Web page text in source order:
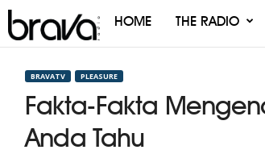
Brava
HOME THE RADIO
BRAVATV PLEASURE
Fakta-Fakta
Anda Tahu